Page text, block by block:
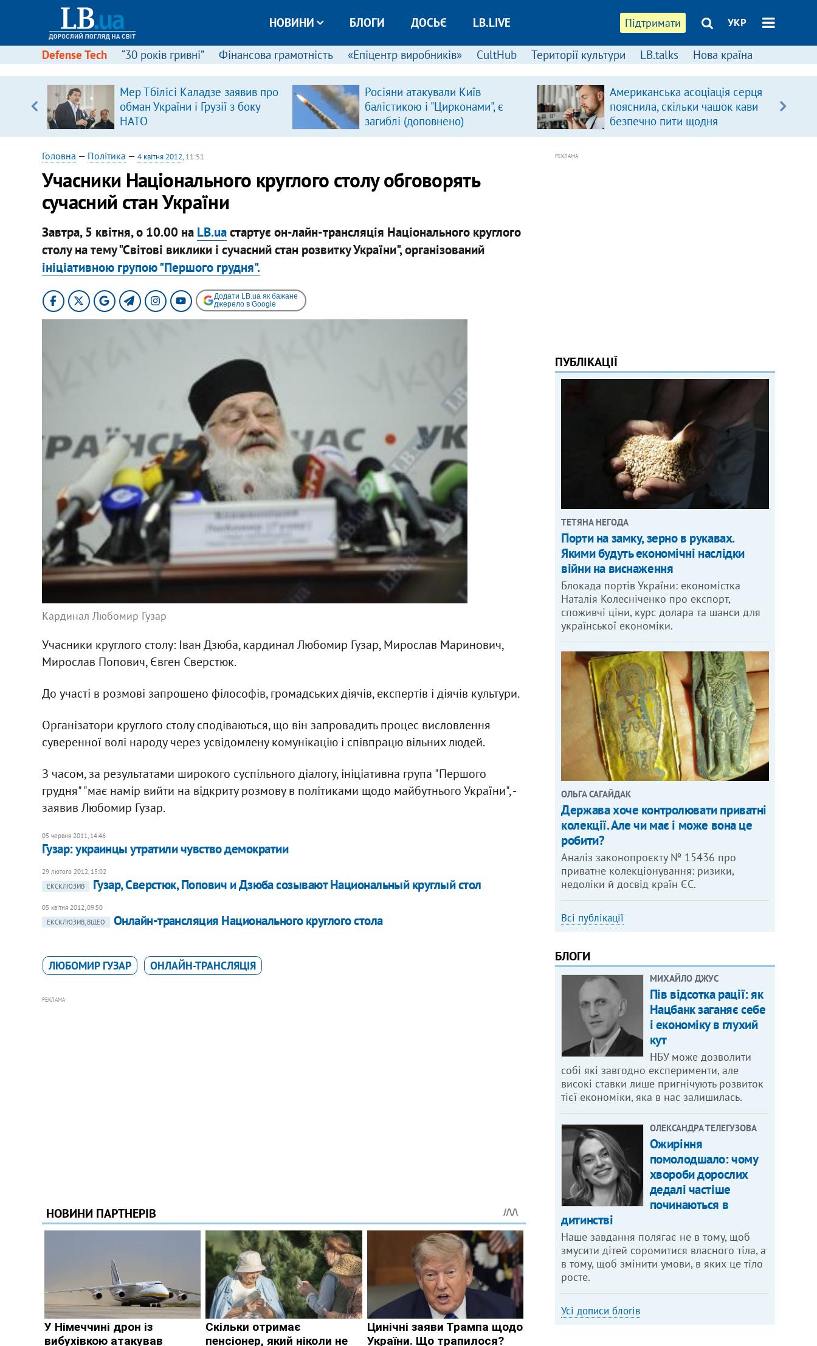
Підтримати УКР
НОВИНИ БЛОГИ ДОСЬЄ LB.LIVE
Defense Tech “30 років гривні” Фінансова грамотність «Епіцентр виробників» CultHub Території культури LB.talks Нова країна
Мер Тбілісі Каладзе заявив про
обман України і Грузії з боку
НАТО
Росіяни атакували Київ
балістикою і "Цирконами", є
загиблі (доповнено)
Американська асоціація серця
пояснила, скільки чашок кави
безпечно пити щодня
Головна — Політика — 4 квітня 2012, 11:51
Учасники Національного круглого столу обговорять
сучасний стан України
Завтра, 5 квітня, о 10.00 на LB.uaстартує он-лайн-трансляція Національного круглого
столу на тему "Світові виклики і сучасний стан розвитку України", організований
ініціативною групою "Першого грудня".
Додати LB.ua як бажане
джерело в Google
Кардинал Любомир Гузар
Учасники круглого столу: Іван Дзюба, кардинал Любомир Гузар, Мирослав Маринович,
Мирослав Попович, Євген Сверстюк.
До участі в розмові запрошено філософів, громадських діячів, експертів і діячів культури.
Організатори круглого столу сподіваються, що він запровадить процес висловлення
суверенної волі народу через усвідомлену комунікацію і співпрацю вільних людей.
З часом, за результатами широкого суспільного діалогу, ініціативна група "Першого
грудня" "має намір вийти на відкриту розмову в політиками щодо майбутнього України", -
заявив Любомир Гузар.
05 червня 2011, 14:46
Гузар: украинцы утратили чувство демократии
29 лютого 2012, 15:02
ЕКСКЛЮЗИВ
Гузар, Сверстюк, Попович и Дзюба созывают Национальный круглый стол
05 квітня 2012, 09:50
ЕКСКЛЮЗИВ, ВІДЕО
Онлайн-трансляция Национального круглого стола
ЛЮБОМИР ГУЗАР ОНЛАЙН-ТРАНСЛЯЦІЯ
РЕКЛАМА
РЕКЛАМА
ПУБЛІКАЦІЇ
ТЕТЯНА НЕГОДА
Порти на замку, зерно в рукавах.
Якими будуть економічні наслідки
війни на виснаження
Блокада портів України: економістка
Наталія Колесніченко про експорт,
споживчі ціни, курс долара та шанси для
української економіки.
ОЛЬГА САГАЙДАК
Держава хоче контролювати приватні
колекції. Але чи має і може вона це
робити?
Аналіз законопроєкту № 15436 про
приватне колекціонування: ризики,
недоліки й досвід країн ЄС.
Всі публікації
БЛОГИ
МИХАЙЛО ДЖУС
Пів відсотка рації: як
Нацбанк заганяє себе
і економіку в глухий
кут
НБУ може дозволити
собі які завгодно експерименти, але
високі ставки лише пригнічують розвиток
тієї економіки, яка в нас залишилась.
ОЛЕКСАНДРА ТЕЛЕГУЗОВА
Ожиріння
помолодшало: чому
хвороби дорослих
дедалі частіше
починаються в
дитинстві
Наше завдання полягає не в тому, щоб
змусити дітей соромитися власного тіла, а
в тому, щоб змінити умови, в яких це тіло
росте.
Усі дописи блогів